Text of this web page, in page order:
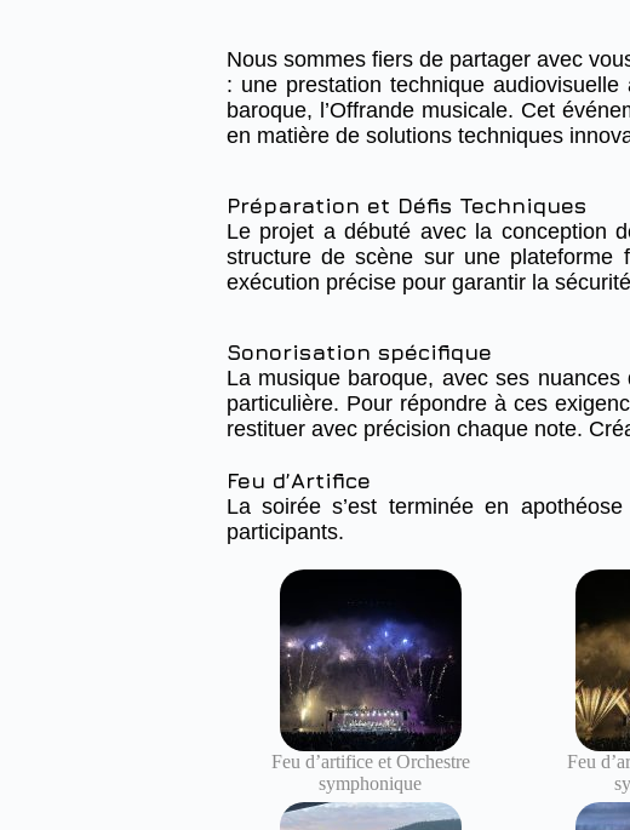
Nous sommes fiers de partager avec
: une prestation technique
baroque, l’Offrande musicale. Cet
en matière de solutions techniques
Préparation et Défis Techniques
Le projet a débuté avec la conception
structure de scène sur une
exécution précise pour garantir la
Sonorisation spécifique
La musique baroque, avec ses
particulière. Pour répondre à ces
restituer avec précision chaque note.
Feu d’Artifice
La soirée s’est terminée en
participants.
Feu d’artifice et Orchestre
symphonique
Feu